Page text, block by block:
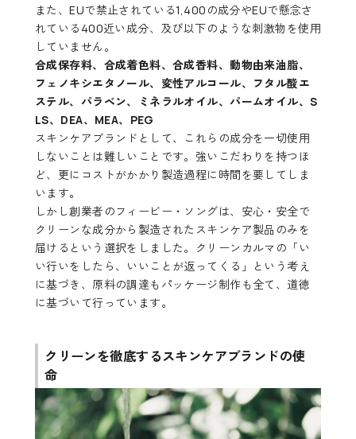
また、EUで禁止されている1,400の成分やEUで懸念さ
れている400近い成分、及び以下のような刺激物を使用
していません。
合成保存料、合成着色料、合成香料、動物由来油脂、
フェノキシエタノール、変性アルコール、フタル酸エ
ステル、パラベン、ミネラルオイル、パームオイル、S
LS、DEA、MEA、PEG
スキンケアブランドとして、これらの成分を一切使用
しないことは難しいことです。強いこだわりを持つほ
ど、更にコストがかかり製造過程に時間を要してしま
います。
しかし創業者のフィービー・ソングは、安心・安全で
クリーンな成分から製造されたスキンケア製品のみを
届けるという選択をしました。クリーンカルマの「い
い行いをしたら、いいことが返ってくる」という考え
に基づき、原料の調達もパッケージ制作も全て、道徳
に基づいて行っています。
クリーンを徹底するスキンケアブランドの使
命